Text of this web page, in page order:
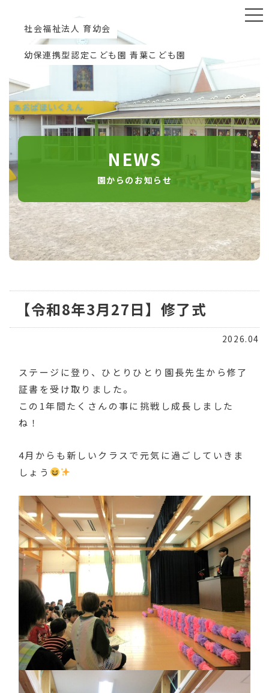
社会福祉法人 育幼会
幼保連携型認定こども園 青葉こども園
NEWS
園からのお知らせ
【令和8年3月27日】修了式
2026.04
ステージに登り、ひとりひとり園長先生から修了
証書を受け取りました。
この1年間たくさんの事に挑戦し成長しました
ね！
4月からも新しいクラスで元気に過ごしていきま
しょう